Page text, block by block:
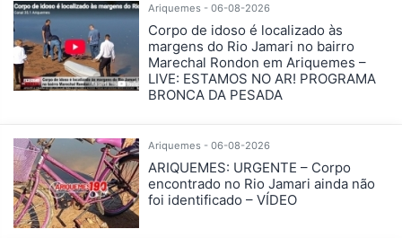
Ariquemes - 06-08-2026
Corpo de idoso é localizado às
margens do Rio Jamari no bairro
Marechal Rondon em Ariquemes –
LIVE: ESTAMOS NO AR! PROGRAMA
BRONCA DA PESADA
Ariquemes - 06-08-2026
ARIQUEMES: URGENTE – Corpo
encontrado no Rio Jamari ainda não
foi identificado – VÍDEO